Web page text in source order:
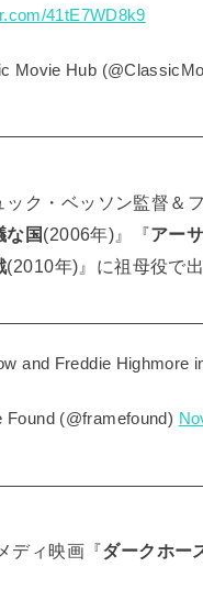
41tE7WD8k9
Movie Hub
ック・ベッソン監督＆
な国(2006年)』『アー
(2010年)』に祖母役で出
and Freddie Highmore
(@framefound)
ディ映画『ダークホー